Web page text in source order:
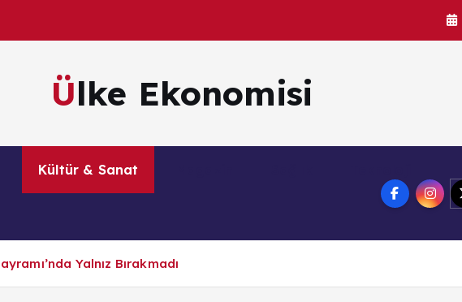
Ülke Ekonomisi
Kültür & Sanat
Yalnız Bırakmadı